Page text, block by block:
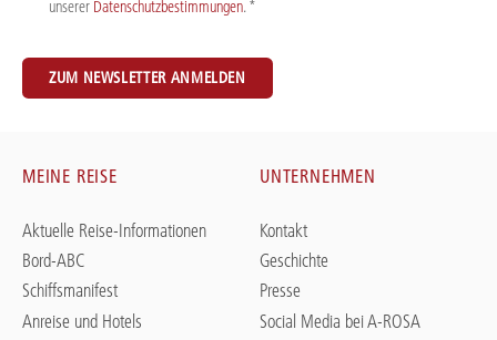
unserer Datenschutzbestimmungen. *
ZUM NEWSLETTER ANMELDEN
MEINE REISE
Aktuelle Reise-Informationen
Bord-ABC
Schiffsmanifest
Anreise und Hotels
UNTERNEHMEN
Kontakt
Geschichte
Presse
Social Media bei A-ROSA